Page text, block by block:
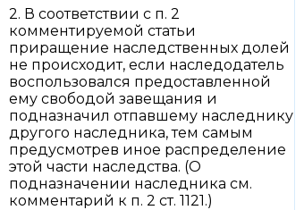
2. В соответствии с п. 2
комментируемой статьи
приращение наследственных долей
не происходит, если наследодатель
воспользовался предоставленной
ему свободой завещания и
подназначил отпавшему наследнику
другого наследника, тем самым
предусмотрев иное распределение
этой части наследства. (О
подназначении наследника см.
комментарий к п. 2 ст. 1121.)